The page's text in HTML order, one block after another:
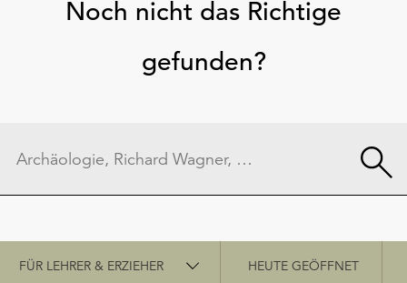
Noch nicht das Richtige
gefunden?
Schnellzugriff
FÜR LEHRER & ERZIEHER HEUTE GEÖFFNET